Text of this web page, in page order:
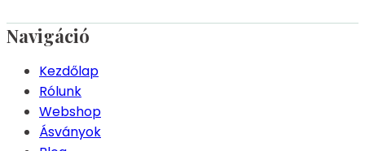
Navigáció
Kezdőlap
Rólunk
Webshop
Ásványok